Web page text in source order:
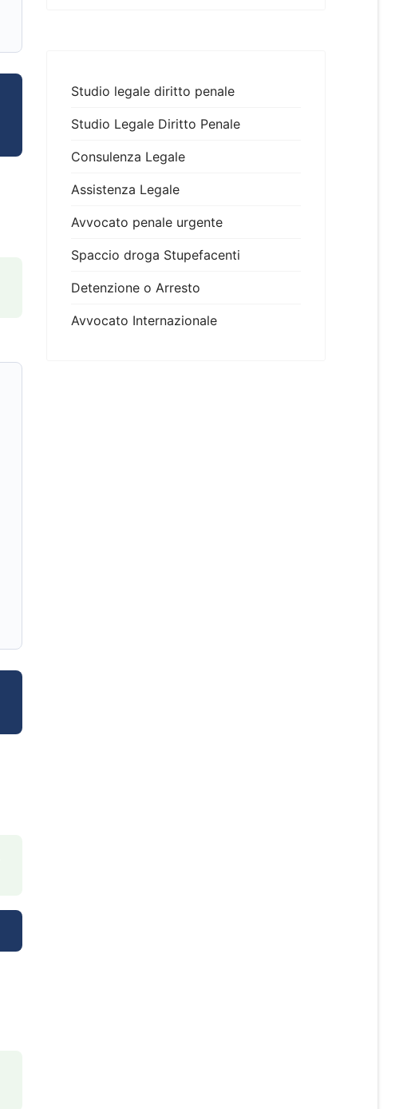
Studio legale diritto penale
Studio Legale Diritto Penale
Consulenza Legale
Assistenza Legale
Avvocato penale urgente
Spaccio droga Stupefacenti
Detenzione o Arresto
Avvocato Internazionale